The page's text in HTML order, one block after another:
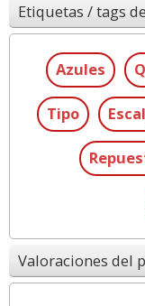
Etiquetas / tags
Azules
Tipo
Valoraciones del